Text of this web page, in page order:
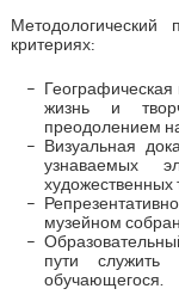
критериях:
Географическая
жизнь и
преодолением
Визуальная
узнаваемых
художественных
музейном
пути
обучающегося.